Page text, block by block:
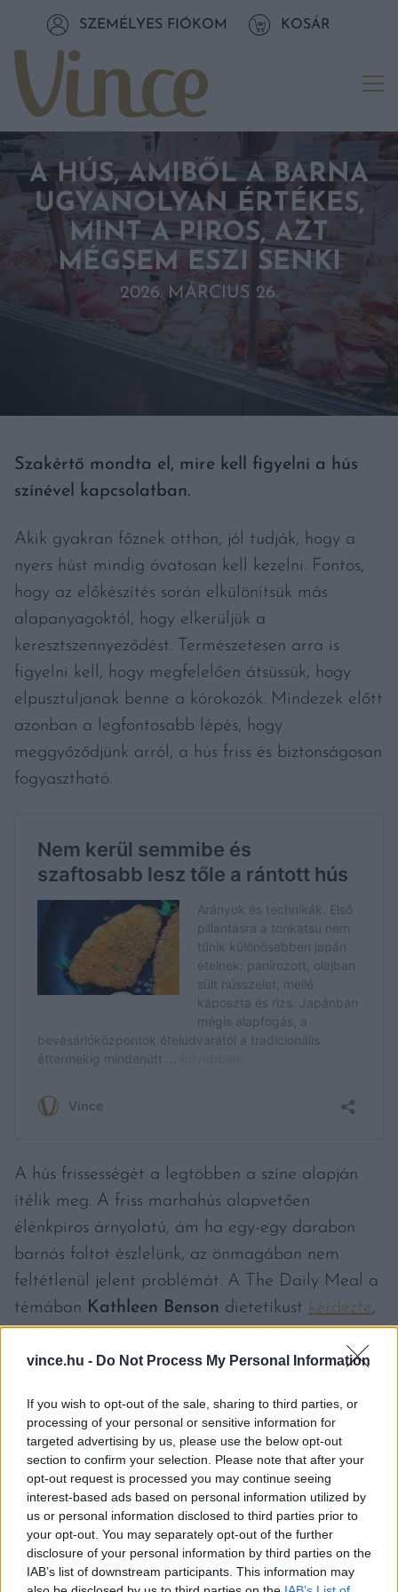
vince.hu - Do Not Process My Personal Information
If you wish to opt-out of the sale, sharing to third parties, or
processing of your personal or sensitive information for
targeted advertising by us, please use the below opt-out
section to confirm your selection. Please note that after your
opt-out request is processed you may continue seeing
interest-based ads based on personal information utilized by
us or personal information disclosed to third parties prior to
your opt-out. You may separately opt-out of the further
disclosure of your personal information by third parties on the
IAB’s list of downstream participants. This information may
Tovább a tartalomhozSZEMÉLYES FIÓKOM KOSÁR
A HÚS, AMIBŐL A BARNA
UGYANOLYAN ÉRTÉKES,
MINT A PIROS, AZT
MÉGSEM ESZI SENKI
2026. MÁRCIUS 26.
Szakértő mondta el, mire kell figyelni a hús
színével kapcsolatban.
Akik gyakran főznek otthon, jól tudják, hogy a
nyers húst mindig óvatosan kell kezelni. Fontos,
hogy az előkészítés során elkülönítsük más
alapanyagoktól, hogy elkerüljük a
keresztszennyeződést. Természetesen arra is
figyelni kell, hogy megfelelően átsüssük, hogy
elpusztuljanak benne a kórokozók. Mindezek előtt
azonban a legfontosabb lépés, hogy
meggyőződjünk arról, a hús friss és biztonságosan
fogyasztható.
A hús frissességét a legtöbben a színe alapján
ítélik meg. A friss marhahús alapvetően
élénkpiros árnyalatú, ám ha egy-egy darabon
barnás foltot észlelünk, az önmagában nem
feltétlenül jelent problémát. A The Daily Meal a
témában Kathleen Benson dietetikust kérdezte,
hatására, a hús pigmentjeiben lezajló
Vagyis ettől még önmagában nem lesz romlott
vagy fogyasztásra alkalmatlan. Ha bizonytalanok
vagyunk a hús frissességében, hallgassunk az
orrunkra és a többi érzékszervünkre. A romlás
jele lehet a kellemetlen szag, a nyálkás állag,
vagy bármilyen más eltérés. Ha kétségünk merül
fel, nincs gusztusunk hozzá, akkor érdemes inkább